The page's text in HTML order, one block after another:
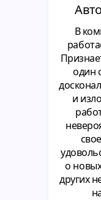
В
один
и
о
других